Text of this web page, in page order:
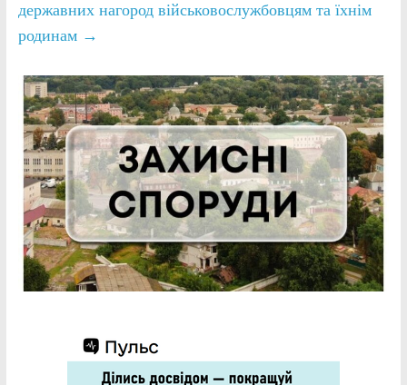
державних нагород військовослужбовцям та їхнім
родинам →